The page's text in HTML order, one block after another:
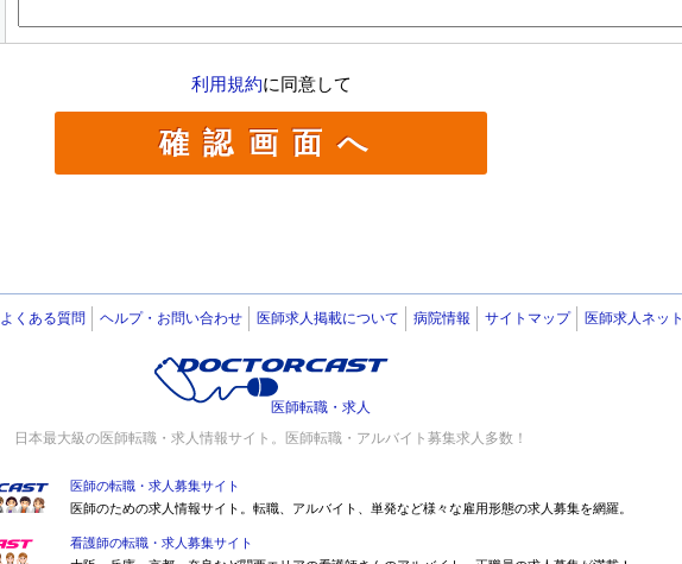
利用規約に同意して
よくある質問 ヘルプ・お問い合わせ 医師求人掲載について 病院情報 サイトマップ 医師求人ネット
医師転職・求人
日本最大級の医師転職・求人情報サイト。医師転職・アルバイト募集求人多数！
医師の転職・求人募集サイト
医師のための求人情報サイト。転職、アルバイト、単発など様々な雇用形態の求人募集を網羅。
看護師の転職・求人募集サイト